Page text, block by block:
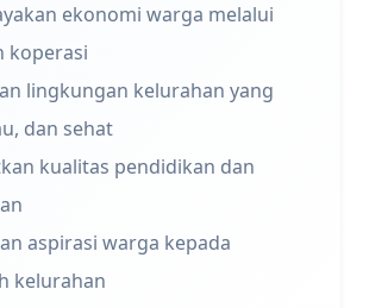
ekonomi warga melalui
koperasi
lingkungan kelurahan yang
dan sehat
kualitas pendidikan dan
aspirasi warga kepada
kelurahan